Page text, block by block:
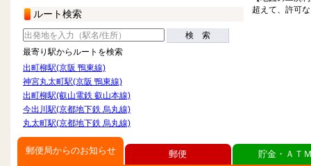
ルート検索
検 索
最寄り駅からルートを検索
出町柳駅(京阪 鴨東線)
神宮丸太町駅(京阪 鴨東線)
出町柳駅(叡山電鉄 叡山本線)
今出川駅(京都地下鉄 烏丸線)
丸太町駅(京都地下鉄 烏丸線)
超えて、許可
郵便局からのお知らせ 郵便 貯金・ＡＴ